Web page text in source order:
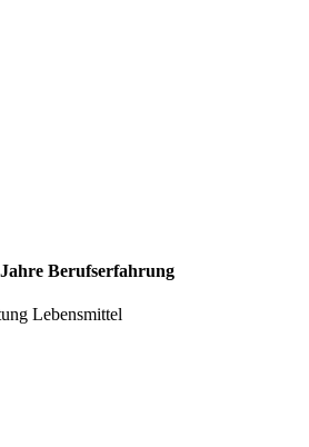
Berufserfahrung
Lebensmittel